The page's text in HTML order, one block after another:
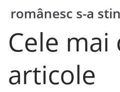
românesc s-a
Cele mai
articole